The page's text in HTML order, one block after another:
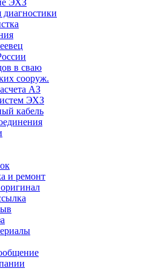
в сваю
сооруж.
АЗ
ЭХЗ
кабель
и ремонт